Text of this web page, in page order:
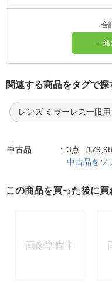
合
一緒
関連する商品をタグで探
レンズ ミラーレス一眼用
中古品
3点
中古品をソ
この商品を買った後に